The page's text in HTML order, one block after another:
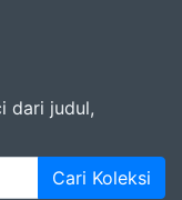
dari judul,
Cari Koleksi